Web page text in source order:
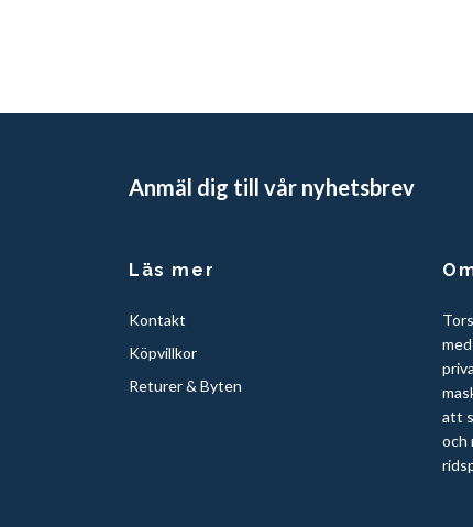
Anmäl dig till vår nyhetsbrev
Läs mer
Kontakt
Köpvillkor
Returer & Byten
att
och